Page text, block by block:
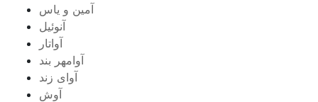
آمین و یاس
آنوئیل
آواتار
آوامهر بند
آوای زند
آوش